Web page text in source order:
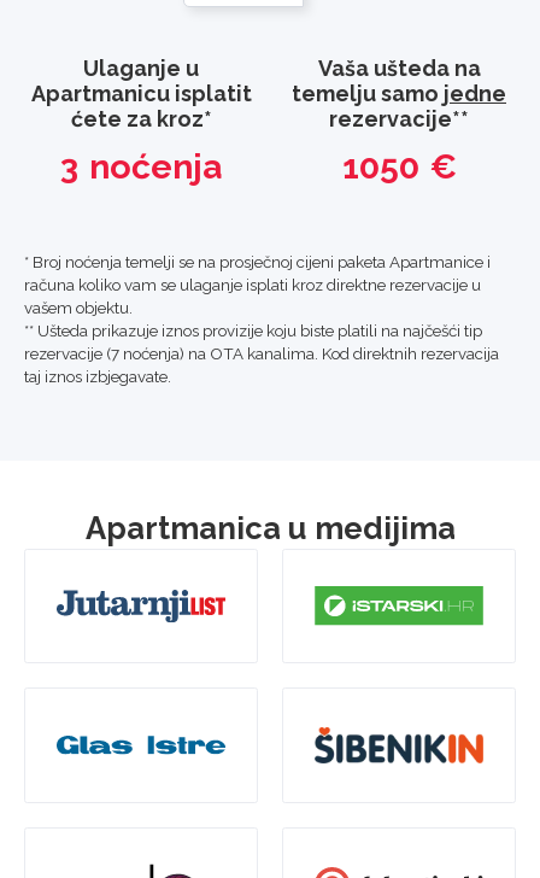
Ulaganje u
Apartmanicu isplatit
ćete za kroz*
3 noćenja
Vaša ušteda na
temelju samo jedne
rezervacije**
1050 €
* Broj noćenja temelji se na prosječnoj cijeni paketa Apartmanice i
računa koliko vam se ulaganje isplati kroz direktne rezervacije u
vašem objektu.
** Ušteda prikazuje iznos provizije koju biste platili na najčešći tip
rezervacije (7 noćenja) na OTA kanalima. Kod direktnih rezervacija
taj iznos izbjegavate.
Apartmanica u medijima